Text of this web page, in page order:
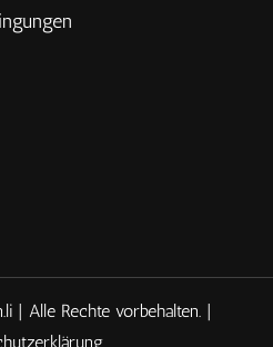
| Alle Rechte vorbehalten. |